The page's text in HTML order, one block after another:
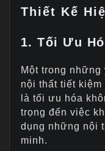
Thiết Kế
1. Tối Ưu
Một trong
nội thất tiết
là tối ưu hóa
trọng đến việc
dụng những nội
minh.